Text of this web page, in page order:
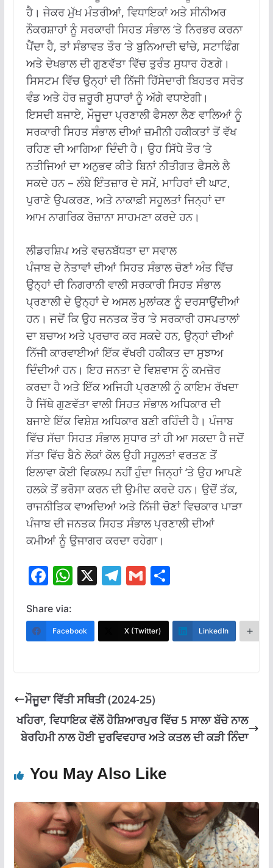
ਹੈ। ਜੇਕਰ ਮੁੱਖ ਮੰਤਰੀਆਂ, ਵਿਧਾਇਕਾਂ ਅਤੇ ਸੀਨੀਅਰ
ਨੌਕਰਸ਼ਾਹਾਂ ਨੂੰ ਸਰਕਾਰੀ ਸਿਹਤ ਸੰਭਾਲ ‘ਤੇ ਨਿਰਭਰ ਕਰਨਾ
ਪੈਂਦਾ ਹੈ, ਤਾਂ ਸੰਭਾਵਤ ਤੌਰ ‘ਤੇ ਬੁਨਿਆਦੀ ਢਾਂਚੇ, ਸਟਾਫਿੰਗ
ਅਤੇ ਦੇਖਭਾਲ ਦੀ ਗੁਣਵੱਤਾ ਵਿੱਚ ਤੁਰੰਤ ਸੁਧਾਰ ਹੋਣਗੇ।
ਸਿਸਟਮ ਵਿੱਚ ਉਨ੍ਹਾਂ ਦੀ ਨਿੱਜੀ ਹਿੱਸੇਦਾਰੀ ਬਿਹਤਰ ਸਰੋਤ
ਵੰਡ ਅਤੇ ਹੋਰ ਜ਼ਰੂਰੀ ਸੁਧਾਰਾਂ ਨੂੰ ਅੱਗੇ ਵਧਾਏਗੀ।
ਇਸਦੀ ਬਜਾਏ, ਮੌਜੂਦਾ ਪ੍ਰਣਾਲੀ ਫੈਸਲਾ ਲੈਣ ਵਾਲਿਆਂ ਨੂੰ
ਸਰਕਾਰੀ ਸਿਹਤ ਸੰਭਾਲ ਦੀਆਂ ਜ਼ਮੀਨੀ ਹਕੀਕਤਾਂ ਤੋਂ ਵੱਖ
ਰਹਿਣ ਦੀ ਆਗਿਆ ਦਿੰਦੀ ਹੈ। ਉਹ ਸਿੱਧੇ ਤੌਰ ‘ਤੇ
ਨਤੀਜਿਆਂ ਦਾ ਅਨੁਭਵ ਕੀਤੇ ਬਿਨਾਂ ਨੀਤੀਗਤ ਫੈਸਲੇ ਲੈ
ਸਕਦੇ ਹਨ – ਲੰਬੇ ਇੰਤਜ਼ਾਰ ਦੇ ਸਮੇਂ, ਮਾਹਿਰਾਂ ਦੀ ਘਾਟ,
ਪੁਰਾਣੇ ਉਪਕਰਣ, ਅਤੇ ਨਾਕਾਫ਼ੀ ਸਹੂਲਤਾਂ ਜਿਨ੍ਹਾਂ ਦਾ
ਆਮ ਨਾਗਰਿਕ ਰੋਜ਼ਾਨਾ ਸਾਹਮਣਾ ਕਰਦੇ ਹਨ।
ਲੀਡਰਸ਼ਿਪ ਅਤੇ ਵਚਨਬੱਧਤਾ ਦਾ ਸਵਾਲ
ਪੰਜਾਬ ਦੇ ਨੇਤਾਵਾਂ ਦੀਆਂ ਸਿਹਤ ਸੰਭਾਲ ਚੋਣਾਂ ਅੰਤ ਵਿੱਚ
ਉਨ੍ਹਾਂ ਦੀ ਨਿਗਰਾਨੀ ਵਾਲੀ ਸਰਕਾਰੀ ਸਿਹਤ ਸੰਭਾਲ
ਪ੍ਰਣਾਲੀ ਦੇ ਉਨ੍ਹਾਂ ਦੇ ਅਸਲ ਮੁਲਾਂਕਣ ਨੂੰ ਦਰਸਾਉਂਦੀਆਂ
ਹਨ। ਜਦੋਂ ਕਿ ਉਹ ਜਨਤਕ ਤੌਰ ‘ਤੇ ਸਰਕਾਰੀ ਹਸਪਤਾਲਾਂ
ਦਾ ਬਚਾਅ ਅਤੇ ਪ੍ਰਚਾਰ ਕਰ ਸਕਦੇ ਹਨ, ਉਨ੍ਹਾਂ ਦੀਆਂ
ਨਿੱਜੀ ਕਾਰਵਾਈਆਂ ਇੱਕ ਵੱਖਰੀ ਹਕੀਕਤ ਦਾ ਸੁਝਾਅ
ਦਿੰਦੀਆਂ ਹਨ। ਇਹ ਜਨਤਾ ਦੇ ਵਿਸ਼ਵਾਸ ਨੂੰ ਕਮਜ਼ੋਰ
ਕਰਦਾ ਹੈ ਅਤੇ ਇੱਕ ਅਜਿਹੀ ਪ੍ਰਣਾਲੀ ਨੂੰ ਕਾਇਮ ਰੱਖਦਾ
ਹੈ ਜਿੱਥੇ ਗੁਣਵੱਤਾ ਵਾਲੀ ਸਿਹਤ ਸੰਭਾਲ ਅਧਿਕਾਰ ਦੀ
ਬਜਾਏ ਇੱਕ ਵਿਸ਼ੇਸ਼ ਅਧਿਕਾਰ ਬਣੀ ਰਹਿੰਦੀ ਹੈ। ਪੰਜਾਬ
ਵਿੱਚ ਸੱਚਾ ਸਿਹਤ ਸੰਭਾਲ ਸੁਧਾਰ ਤਾਂ ਹੀ ਆ ਸਕਦਾ ਹੈ ਜਦੋਂ
ਸੱਤਾ ਵਿੱਚ ਬੈਠੇ ਲੋਕਾਂ ਕੋਲ ਉਹੀ ਸਹੂਲਤਾਂ ਵਰਤਣ ਤੋਂ
ਇਲਾਵਾ ਕੋਈ ਵਿਕਲਪ ਨਹੀਂ ਹੁੰਦਾ ਜਿਨ੍ਹਾਂ ‘ਤੇ ਉਹ ਆਪਣੇ
ਹਲਕੇ ਤੋਂ ਭਰੋਸਾ ਕਰਨ ਦੀ ਉਮੀਦ ਕਰਦੇ ਹਨ। ਉਦੋਂ ਤੱਕ,
ਰਾਜਨੀਤਿਕ ਵਾਅਦਿਆਂ ਅਤੇ ਨਿੱਜੀ ਚੋਣਾਂ ਵਿਚਕਾਰ ਪਾੜਾ
ਪੰਜਾਬ ਦੀ ਜਨਤਕ ਸਿਹਤ ਸੰਭਾਲ ਪ੍ਰਣਾਲੀ ਦੀਆਂ
ਕਮੀਆਂ ਨੂੰ ਉਜਾਗਰ ਕਰਦਾ ਰਹੇਗਾ।
F
ac
e
b
k
W
h
at
s
p
X T
el
e
gr
G
m
ai
l
S
ar
e
Share via:
Facebook X (Twitter) LinkedIn
ਮੌਜੂਦਾ ਵਿੱਤੀ ਸਥਿਤੀ (2024-25)
ਖਹਿਰਾ, ਵਿਧਾਇਕ ਵੱਲੋਂ ਹੋਸ਼ਿਆਰਪੁਰ ਵਿੱਚ 5 ਸਾਲਾ ਬੱਚੇ ਨਾਲ
ਬੇਰਹਿਮੀ ਨਾਲ ਹੋਈ ਦੁਰਵਿਵਹਾਰ ਅਤੇ ਕਤਲ ਦੀ ਕੜੀ ਨਿੰਦਾ
You May Also Like